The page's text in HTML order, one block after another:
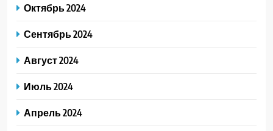
Октябрь 2024
Сентябрь 2024
Август 2024
Июль 2024
Апрель 2024